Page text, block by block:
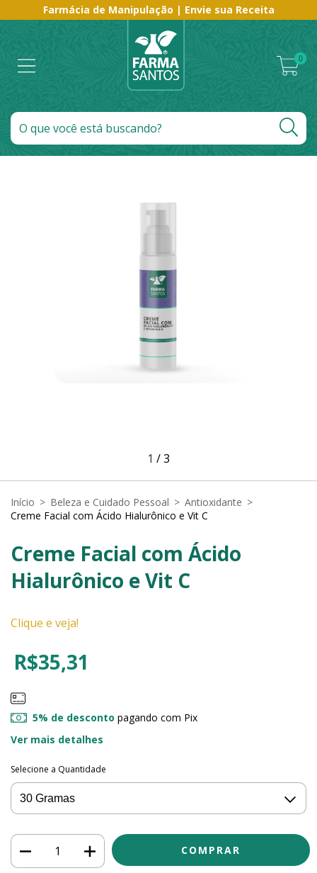
Farmácia de Manipulação | Envie sua Receita
0
1 /3
Início > Beleza e Cuidado Pessoal > Antioxidante >
Creme Facial com Ácido Hialurônico e Vit C
Creme Facial com Ácido
Hialurônico e Vit C
Clique e veja!
R$35,31
5% de desconto pagando com Pix
Ver mais detalhes
Selecione a Quantidade